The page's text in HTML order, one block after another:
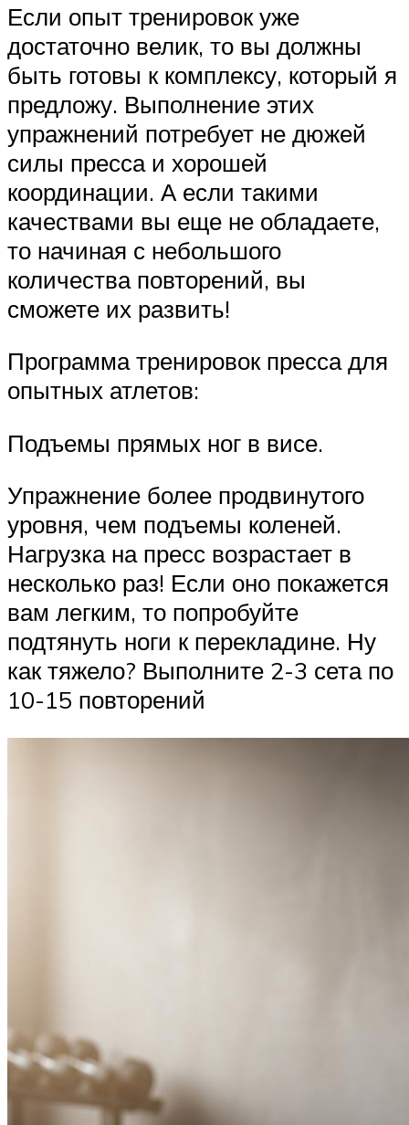
Если опыт тренировок уже
достаточно велик, то вы должны
быть готовы к комплексу, который я
предложу. Выполнение этих
упражнений потребует не дюжей
силы пресса и хорошей
координации. А если такими
качествами вы еще не обладаете,
то начиная с небольшого
количества повторений, вы
сможете их развить!
Программа тренировок пресса для
опытных атлетов:
Подъемы прямых ног в висе.
Упражнение более продвинутого
уровня, чем подъемы коленей.
Нагрузка на пресс возрастает в
несколько раз! Если оно покажется
вам легким, то попробуйте
подтянуть ноги к перекладине. Ну
как тяжело? Выполните 2-3 сета по
10-15 повторений